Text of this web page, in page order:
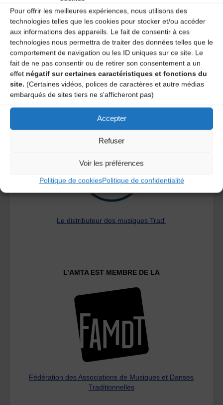
Pour offrir les meilleures expériences, nous utilisons des
technologies telles que les cookies pour stocker et/ou accéder
aux informations des appareils. Le fait de consentir à ces
technologies nous permettra de traiter des données telles que le
comportement de navigation ou les ID uniques sur ce site. Le
fait de ne pas consentir ou de retirer son consentement a un
effet négatif sur certaines caractéristiques et fonctions du
site. (Certaines vidéos, polices de caractères et autre médias
embarqués de sites tiers ne s'afficheront pas)
Accepter
Refuser
Voir les préférences
Politique de cookiesPolitique de confidentialité
commentaires sont traitées.
A DECOUVRIR :
Le distributeur des musiques Trad'
L’AMTA EST MEMBRE DE LA
Fédération des Associations de Musiques et Danses
Traditionnelles